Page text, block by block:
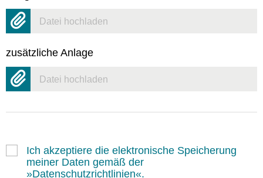
Datei hochladen
zusätzliche Anlage
Datei hochladen
Ich akzeptiere die elektronische Speicherung
meiner Daten gemäß der
Datenschutzrichtlinien .